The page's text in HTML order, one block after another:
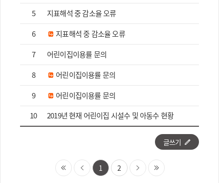
5
지표해석 중 감소율 오류
6
지표해석 중 감소율 오류
7
어린이집이용률 문의
8
어린이집이용률 문의
9
어린이집이용률 문의
10
2019년 현재 어린이집 시설수 및 아동수 현황
글쓰기
1 2